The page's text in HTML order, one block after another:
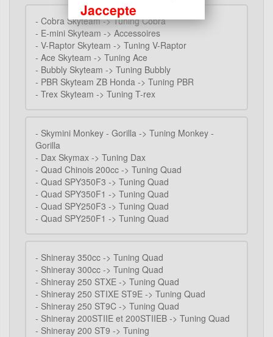
- Cobra Skyteam -> Tuning Cobra
- E-mini Skyteam -> Accessoires
- V-Raptor Skyteam -> Tuning V-Raptor
- Ace Skyteam -> Tuning Ace
- Bubbly Skyteam -> Tuning Bubbly
- PBR Skyteam ZB Honda -> Tuning PBR
- Trex Skyteam -> Tuning T-rex
- Skymini Monkey - Gorilla -> Tuning Monkey -
Gorilla
- Dax Skymax -> Tuning Dax
- Quad Chinois 200cc -> Tuning Quad
- Quad SPY350F3 -> Tuning Quad
- Quad SPY350F1 -> Tuning Quad
- Quad SPY250F3 -> Tuning Quad
- Quad SPY250F1 -> Tuning Quad
- Shineray 350cc -> Tuning Quad
- Shineray 300cc -> Tuning Quad
- Shineray 250 STXE -> Tuning Quad
- Shineray 250 STIXE ST9E -> Tuning Quad
- Shineray 250 ST9C -> Tuning Quad
- Shineray 200STIIE et 200STIIEB -> Tuning Quad
- Shineray 200 ST9 -> Tuning
Jaccepte